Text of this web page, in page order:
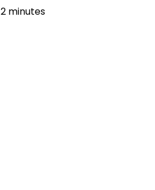
2 minutes